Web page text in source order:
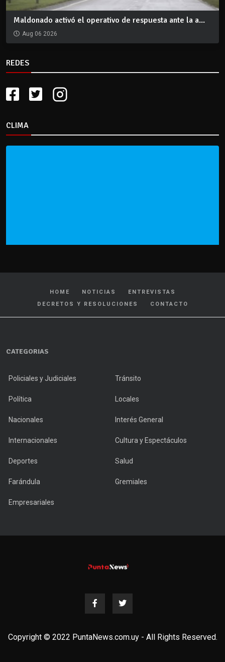
Maldonado activó el operativo de respuesta ante la a...
Aug 06 2026
REDES
CLIMA
HOME NOTICIAS
ENTREVISTAS
DECRETOS Y RESOLUCIONES
CONTACTO
CATEGORIAS
Policiales y Judiciales Tránsito
Política Locales
Nacionales Interés General
Internacionales Cultura y Espectáculos
Deportes Salud
Farándula Gremiales
Empresariales
Copyright © 2022 PuntaNews.com.uy - All Rights Reserved.